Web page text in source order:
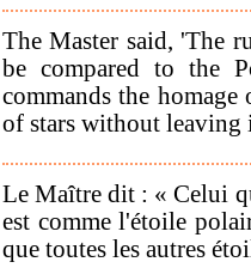
The Master said, 'The
be compared to the
commands the
of stars without leaving
Le Maître dit : « Celui
est comme l'étoile
que toutes les autres